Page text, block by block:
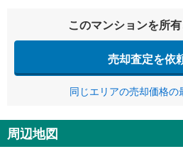
このマンションを所
売却査定を依
同じエリアの売却価格の
周辺地図